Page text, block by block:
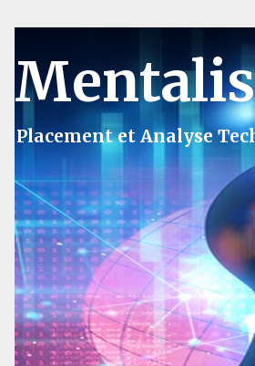
Placement et Analyse